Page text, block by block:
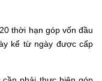
thời hạn góp vốn đầu
kể từ ngày được cấp